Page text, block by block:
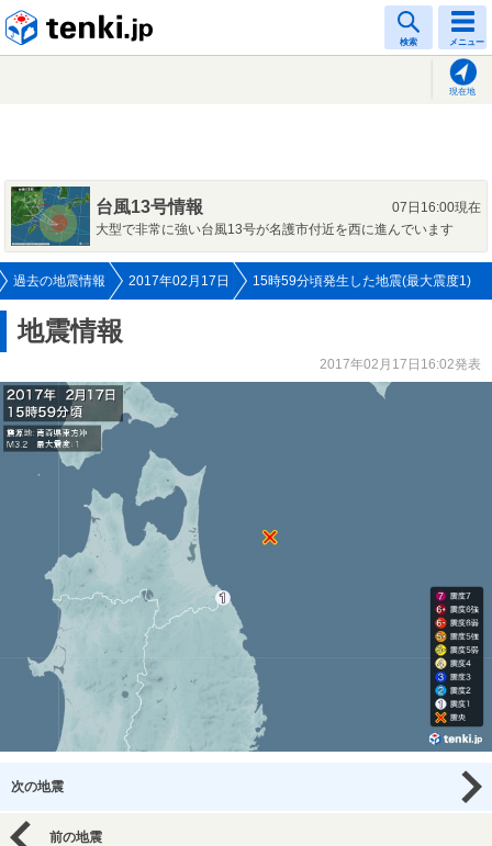
検索 メニュー
現在地
台風13号情報
07日16:00現在
大型で非常に強い台風13号が名護市付近を西に進んでいます
過去の地震情報 2017年02月17日 15時59分頃発生した地震(最大震度1)
地震情報
2017年02月17日16:02発表
次の地震
前の地震